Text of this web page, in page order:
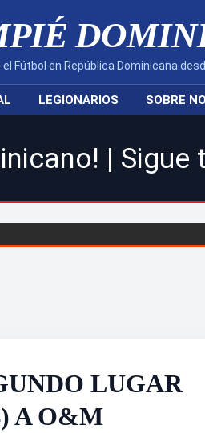
Fútbol en República Dominicana
LEGIONARIOS SOBRE
toda la
LUGAR
A O&M